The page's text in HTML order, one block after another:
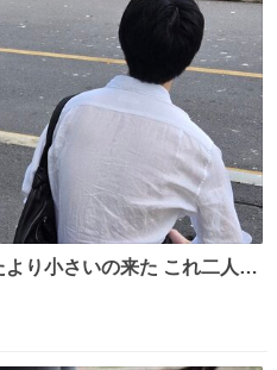
いの来た これ二人行